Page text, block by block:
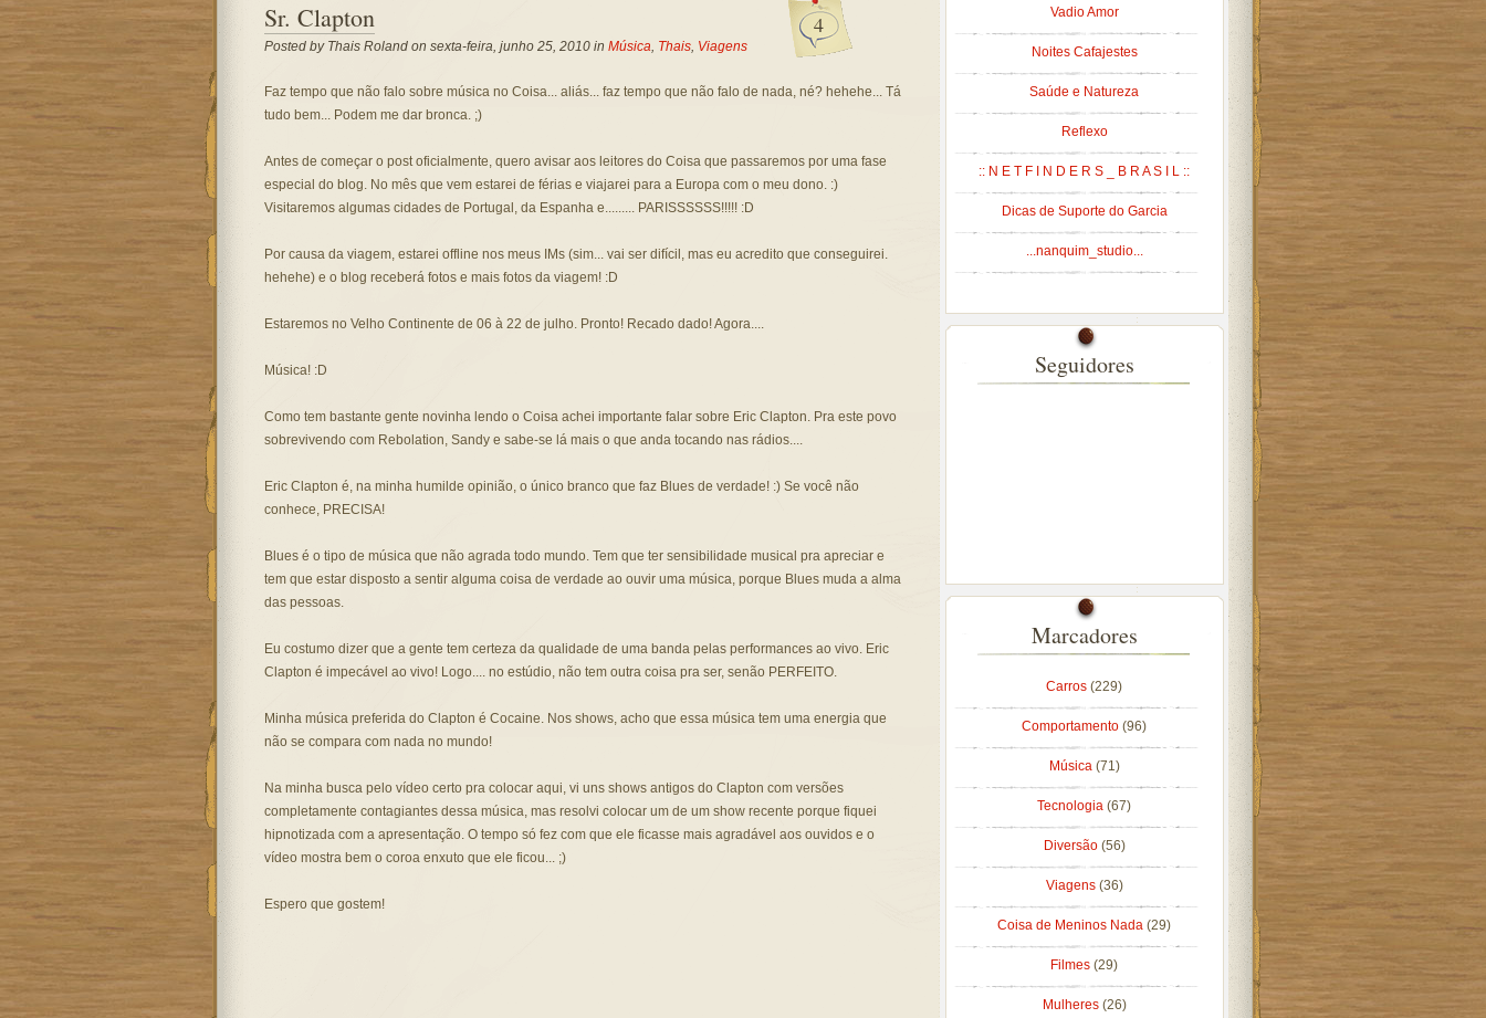
4
Sr. Clapton
Posted by Thais Rolandon sexta-feira, junho 25, 2010 in Música, Thais, Viagens
Faz tempo que não falo sobre música no Coisa... aliás... faz tempo que não falo de nada, né? hehehe... Tá
tudo bem... Podem me dar bronca. ;)
Antes de começar o post oficialmente, quero avisar aos leitores do Coisa que passaremos por uma fase
especial do blog. No mês que vem estarei de férias e viajarei para a Europa com o meu dono. :)
Visitaremos algumas cidades de Portugal, da Espanha e......... PARISSSSSS!!!!! :D
Por causa da viagem, estarei offline nos meus IMs (sim... vai ser difícil, mas eu acredito que conseguirei.
hehehe) e o blog receberá fotos e mais fotos da viagem! :D
Estaremos no Velho Continente de 06 à 22 de julho. Pronto! Recado dado! Agora....
Música! :D
Como tem bastante gente novinha lendo o Coisa achei importante falar sobre Eric Clapton. Pra este povo
sobrevivendo com Rebolation, Sandy e sabe-se lá mais o que anda tocando nas rádios....
Eric Clapton é, na minha humilde opinião, o único branco que faz Blues de verdade! :) Se você não
conhece, PRECISA!
Blues é o tipo de música que não agrada todo mundo. Tem que ter sensibilidade musical pra apreciar e
tem que estar disposto a sentir alguma coisa de verdade ao ouvir uma música, porque Blues muda a alma
das pessoas.
Eu costumo dizer que a gente tem certeza da qualidade de uma banda pelas performances ao vivo. Eric
Clapton é impecável ao vivo! Logo.... no estúdio, não tem outra coisa pra ser, senão PERFEITO.
Minha música preferida do Clapton é Cocaine. Nos shows, acho que essa música tem uma energia que
não se compara com nada no mundo!
Na minha busca pelo vídeo certo pra colocar aqui, vi uns shows antigos do Clapton com versões
completamente contagiantes dessa música, mas resolvi colocar um de um show recente porque fiquei
hipnotizada com a apresentação. O tempo só fez com que ele ficasse mais agradável aos ouvidos e o
vídeo mostra bem o coroa enxuto que ele ficou... ;)
Espero que gostem!
Vadio Amor
Noites Cafajestes
Saúde e Natureza
Reflexo
:: N E T F I N D E R S _ B R A S I L ::
Dicas de Suporte do Garcia
...nanquim_studio...
Seguidores
Marcadores
Carros (229)
Comportamento (96)
Música (71)
Tecnologia (67)
Diversão (56)
Viagens (36)
Coisa de Meninos Nada (29)
Filmes (29)
Mulheres (26)